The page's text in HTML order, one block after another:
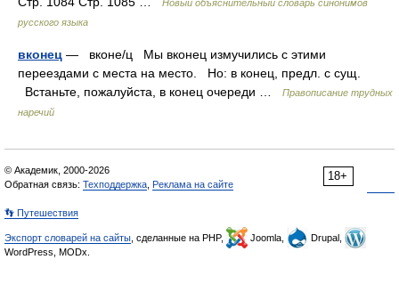
Новый объяснительный словарь синонимов
русского языка
вконец — вконе/ц Мы вконец измучились с этими
переездами с места на место. Но: в конец, предл. с сущ.
Встаньте, пожалуйста, в конец очереди …
Правописание трудных
наречий
18+
© Академик, 2000-2026
Обратная связь: Техподдержка Реклама на сайте
👣 Путешествия
Экспорт словарей на сайты , сделанные на PHP, Joomla,
Drupal,
WordPress, MODx.